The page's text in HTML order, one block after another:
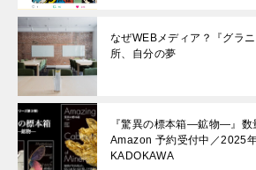
なぜWEBメディア？『グラ
所、自分の夢
『驚異の標本箱—鉱物—』数
Amazon 予約受付中／2025
KADOKAWA